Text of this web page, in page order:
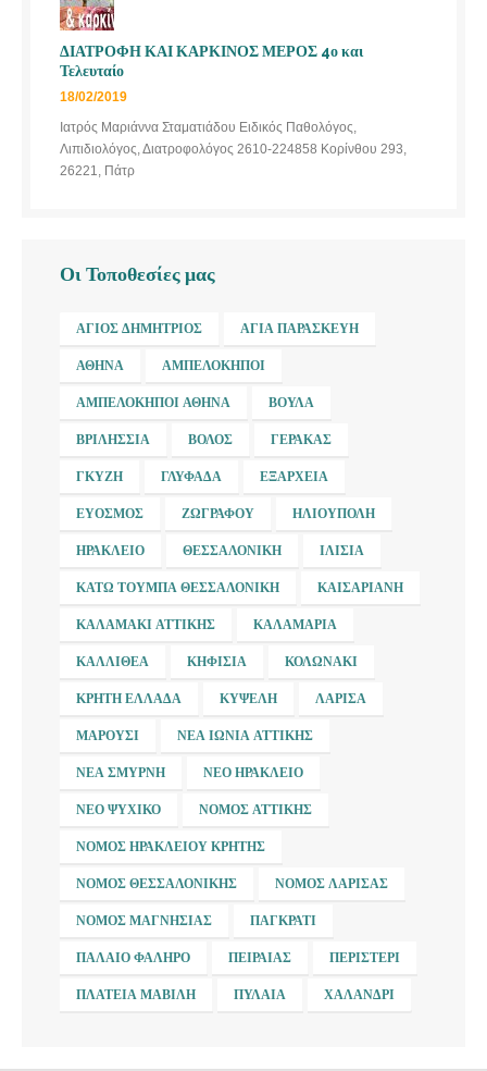
ΔΙΑΤΡΟΦΗ ΚΑΙ ΚΑΡΚΙΝΟΣ ΜΕΡΟΣ 4ο και
Τελευταίο
18/02/2019
Ιατρός Μαριάννα Σταματιάδου Ειδικός Παθολόγος,
Λιπιδιολόγος, Διατροφολόγος 2610-224858 Κορίνθου 293,
26221, Πάτρ
Οι Τοποθεσίες μας
ΆΓΙΟΣ ΔΗΜΉΤΡΙΟΣ ΑΓΊΑ ΠΑΡΑΣΚΕΥΉ
ΑΘΉΝΑ ΑΜΠΕΛΌΚΗΠΟΙ
ΑΜΠΕΛΌΚΗΠΟΙ ΑΘΉΝΑ ΒΟΎΛΑ
ΒΡΙΛΉΣΣΙΑ ΒΌΛΟΣ ΓΈΡΑΚΑΣ
ΓΚΎΖΗ ΓΛΥΦΆΔΑ ΕΞΆΡΧΕΙΑ
ΕΎΟΣΜΟΣ ΖΩΓΡΆΦΟΥ ΗΛΙΟΎΠΟΛΗ
ΗΡΆΚΛΕΙΟ ΘΕΣΣΑΛΟΝΊΚΗ ΙΛΊΣΙΑ
ΚΆΤΩ ΤΟΎΜΠΑ ΘΕΣΣΑΛΟΝΊΚΗ ΚΑΙΣΑΡΙΑΝΉ
ΚΑΛΑΜΆΚΙ ΑΤΤΙΚΉΣ ΚΑΛΑΜΑΡΙΆ
ΚΑΛΛΙΘΈΑ ΚΗΦΙΣΙΆ ΚΟΛΩΝΆΚΙ
ΚΡΉΤΗ ΕΛΛΆΔΑ ΚΥΨΈΛΗ ΛΆΡΙΣΑ
ΜΑΡΟΎΣΙ ΝΈΑ ΙΩΝΊΑ ΑΤΤΙΚΉΣ
ΝΈΑ ΣΜΎΡΝΗ ΝΈΟ ΗΡΆΚΛΕΙΟ
ΝΈΟ ΨΥΧΙΚΌ ΝΟΜΌΣ ΑΤΤΙΚΉΣ
ΝΟΜΌΣ ΗΡΑΚΛΕΊΟΥ ΚΡΉΤΗΣ
ΝΟΜΌΣ ΘΕΣΣΑΛΟΝΊΚΗΣ ΝΟΜΌΣ ΛΆΡΙΣΑΣ
ΝΟΜΌΣ ΜΑΓΝΗΣΊΑΣ ΠΑΓΚΡΆΤΙ
ΠΑΛΑΙΌ ΦΆΛΗΡΟ ΠΕΙΡΑΙΆΣ ΠΕΡΙΣΤΈΡΙ
ΠΛΑΤΕΊΑ ΜΑΒΊΛΗ ΠΥΛΑΊΑ ΧΑΛΆΝΔΡΙ